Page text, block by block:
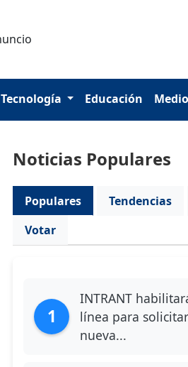
Tecnología Educación
Noticias Populares
Populares Tendencias
Votar
1
INTRANT
línea para
nueva...